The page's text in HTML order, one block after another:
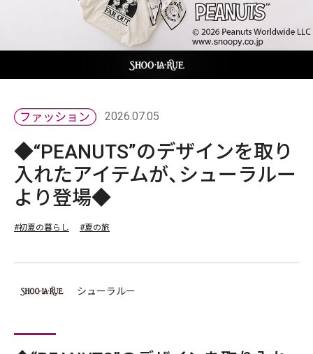
2026.07.05
◆“PEANUTS”のデザインを取り
入れたアイテムが、シューラルー
より登場◆
#初夏の暮らし #夏の旅
シューラルー